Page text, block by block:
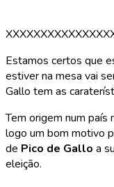
Estamos certos que
estiver na mesa vai
Gallo tem as
Tem origem num país
logo um bom motivo
de Pico de Gallo a
eleição.